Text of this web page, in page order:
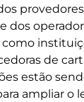
dos
como
de
estão
ampliar o